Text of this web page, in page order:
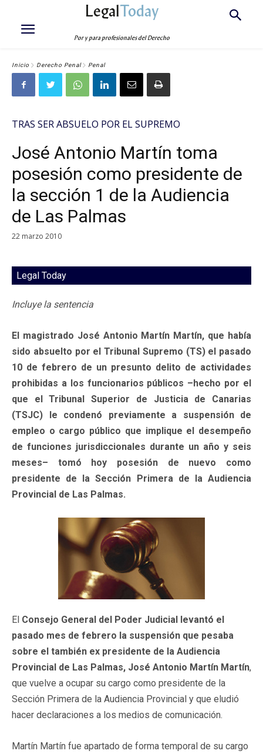
LegalToday
Por y para profesionales del Derecho
Inicio Derecho Penal Penal
TRAS SER ABSUELO POR EL SUPREMO
José Antonio Martín toma
posesión como presidente de
la sección 1 de la Audiencia
de Las Palmas
22 marzo 2010
Legal Today
Incluye la sentencia
El magistrado José Antonio Martín Martín, que había
sido absuelto por el Tribunal Supremo (TS) el pasado
10 de febrero de un presunto delito de actividades
prohibidas a los funcionarios públicos –hecho por el
que el Tribunal Superior de Justicia de Canarias
(TSJC) le condenó previamente a suspensión de
empleo o cargo público que implique el desempeño
de funciones jurisdiccionales durante un año y seis
meses– tomó hoy posesión de nuevo como
presidente de la Sección Primera de la Audiencia
Provincial de Las Palmas.
El Consejo General del Poder Judicial levantó el
pasado mes de febrero la suspensión que pesaba
sobre el también ex presidente de la Audiencia
Provincial de Las Palmas, José Antonio Martín Martín,
que vuelve a ocupar su cargo como presidente de la
Sección Primera de la Audiencia Provincial y que eludió
hacer declaraciones a los medios de comunicación.
Martín Martín fue apartado de forma temporal de su cargo